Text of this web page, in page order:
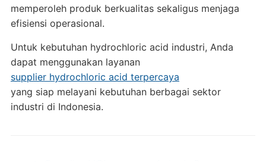
memperoleh produk berkualitas sekaligus menjaga
efisiensi operasional.
Untuk kebutuhan hydrochloric acid industri, Anda
dapat menggunakan layanan
supplier hydrochloric acid terpercaya
yang siap melayani kebutuhan berbagai sektor
industri di Indonesia.